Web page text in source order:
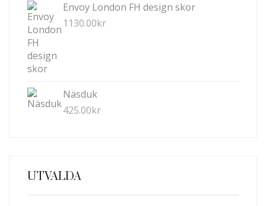
Envoy London FH design skor
1130.00kr
Näsduk
425.00kr
UTVALDA